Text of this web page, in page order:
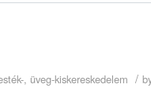
, üveg-kiskereskedelem /